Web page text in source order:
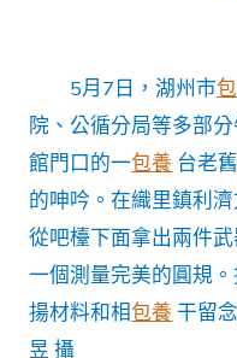
5月7日，湖州市
院、公循分局等多部
館門口的一包養 台老
的呻吟。在織里鎮利
從吧檯下面拿出兩件
一個測量完美的圓規
揚材料和相包養 干留
昱 攝